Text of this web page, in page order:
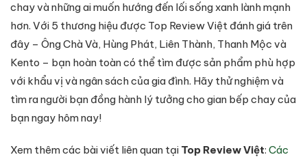
chay và những ai muốn hướng đến lối sống xanh lành mạnh
hơn. Với 5 thương hiệu được Top Review Việt đánh giá trên
đây – Ông Chà Và, Hùng Phát, Liên Thành, Thanh Mộc và
Kento – bạn hoàn toàn có thể tìm được sản phẩm phù hợp
với khẩu vị và ngân sách của gia đình. Hãy thử nghiệm và
tìm ra người bạn đồng hành lý tưởng cho gian bếp chay của
bạn ngay hôm nay!
Xem thêm các bài viết liên quan tại Top Review Việt: Các